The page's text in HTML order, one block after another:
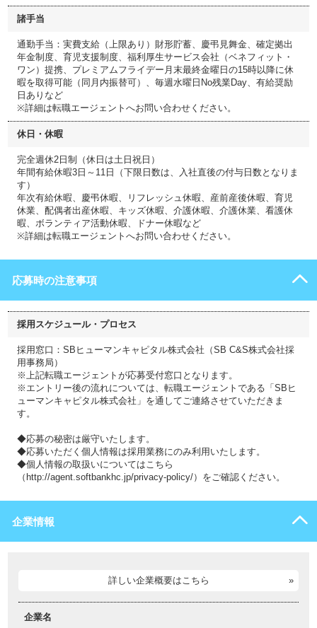
諸手当
通勤手当：実費支給（上限あり）財形貯蓄、慶弔見舞金、確定拠出
年金制度、育児支援制度、福利厚生サービス会社（ベネフィット・
ワン）提携、プレミアムフライデー月末最終金曜日の15時以降に休
暇を取得可能（同月内振替可）、毎週水曜日No残業Day、有給奨励
日ありなど
※詳細は転職エージェントへお問い合わせください。
休日・休暇
完全週休2日制（休日は土日祝日）
年間有給休暇3日～11日（下限日数は、入社直後の付与日数となりま
す）
年次有給休暇、慶弔休暇、リフレッシュ休暇、産前産後休暇、育児
休業、配偶者出産休暇、キッズ休暇、介護休暇、介護休業、看護休
暇、ボランティア活動休暇、ドナー休暇など
※詳細は転職エージェントへお問い合わせください。
応募時の注意事項
採用スケジュール・プロセス
採用窓口：SBヒューマンキャピタル株式会社（SB C&S株式会社採
用事務局）
※上記転職エージェントが応募受付窓口となります。
※エントリー後の流れについては、転職エージェントである「SBヒ
ューマンキャピタル株式会社」を通してご連絡させていただきま
す。
◆応募の秘密は厳守いたします。
◆応募いただく個人情報は採用業務にのみ利用いたします。
◆個人情報の取扱いについてはこちら
（http://agent.softbankhc.jp/privacy-policy/）をご確認ください。
企業情報
詳しい企業概要はこちら
企業名